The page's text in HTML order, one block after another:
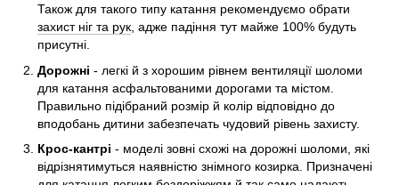
Також для такого типу катання рекомендуємо обрати
захист ніг та рук , адже падіння тут майже 100% будуть
присутні.
Дорожні - легкі й з хорошим рівнем вентиляції шоломи
для катання асфальтованими дорогами та містом.
Правильно підібраний розмір й колір відповідно до
вподобань дитини забезпечать чудовий рівень захисту.
Крос-кантрі - моделі зовні схожі на дорожні шоломи, які
відрізнятимуться наявністю знімного козирка. Призначені